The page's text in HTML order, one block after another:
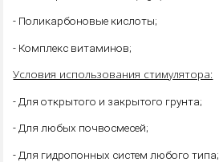
- Поликарбоновые кислоты;
- Комплекс витаминов;
Условия использования стимулятора:
- Для открытого и закрытого грунта;
- Для любых почвосмесей;
- Для гидропонных систем любого типа;